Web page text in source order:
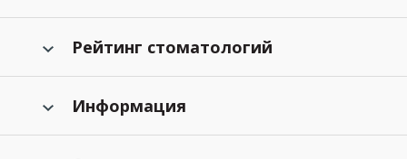
Рейтинг стоматологий
Информация